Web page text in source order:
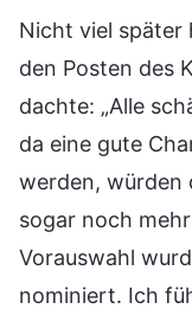
Nicht viel später
den Posten des
dachte: „Alle
da eine gute
werden, würden
sogar noch
Vorauswahl
nominiert. Ich